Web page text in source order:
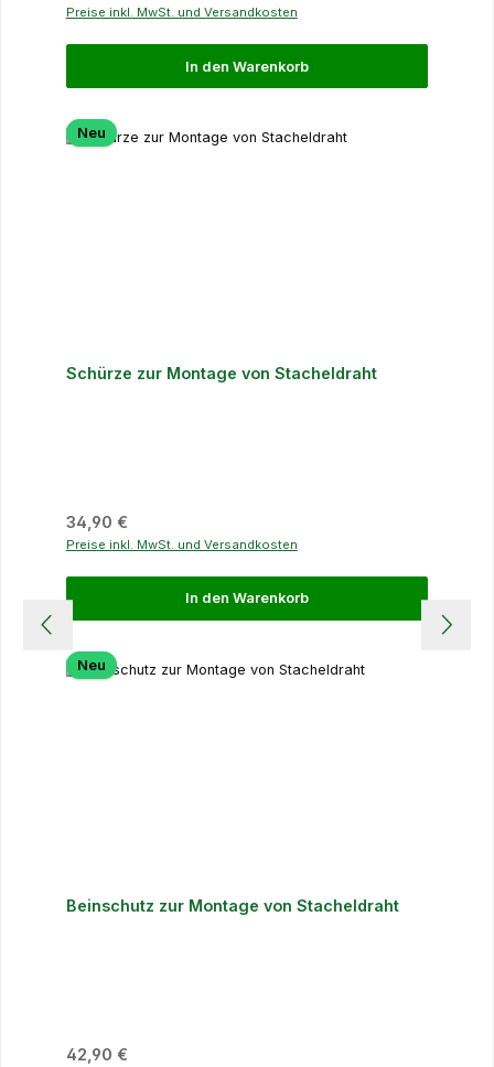
Preise inkl. MwSt. und Versandkosten
In den Warenkorb
Neu
Schürze zur Montage von Stacheldraht
Regulärer Preis:
34,90 €
Preise inkl. MwSt. und Versandkosten
In den Warenkorb
Neu
Beinschutz zur Montage von Stacheldraht
Regulärer Preis:
42,90 €